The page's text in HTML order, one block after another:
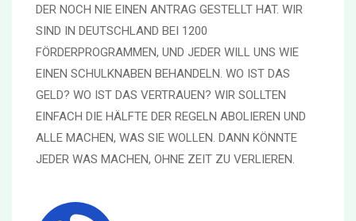
DER NOCH NIE EINEN ANTRAG GESTELLT HAT. WIR
SIND IN DEUTSCHLAND BEI 1200
FÖRDERPROGRAMMEN, UND JEDER WILL UNS WIE
EINEN SCHULKNABEN BEHANDELN. WO IST DAS
GELD? WO IST DAS VERTRAUEN? WIR SOLLTEN
EINFACH DIE HÄLFTE DER REGELN ABOLIEREN UND
ALLE MACHEN, WAS SIE WOLLEN. DANN KÖNNTE
JEDER WAS MACHEN, OHNE ZEIT ZU VERLIEREN.